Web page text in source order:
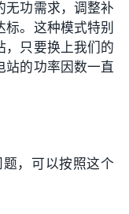
无功需求，调整补
。这种模式特别
，只要换上我们的
站的功率因数一直
，可以按照这个